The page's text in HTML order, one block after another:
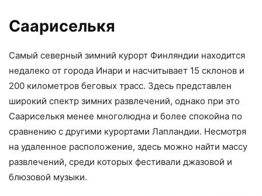
Саариселькя
Самый северный зимний курорт Финляндии находится
недалеко от города Инари и насчитывает 15 склонов и
200 километров беговых трасс. Здесь представлен
широкий спектр зимних развлечений, однако при это
Саариселькя менее многолюдна и более спокойна по
сравнению с другими курортами Лапландии. Несмотря
на удаленное расположение, здесь можно найти массу
развлечений, среди которых фестивали джазовой и
блюзовой музыки.